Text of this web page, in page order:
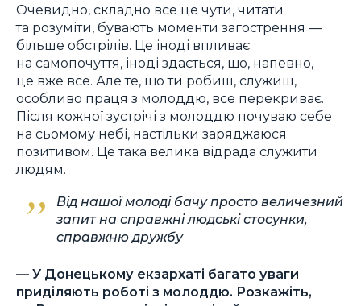
Очевидно, складно все це чути, читати
та розуміти, бувають моменти загострення —
більше обстрілів. Це іноді впливає
на самопочуття, іноді здається, що, напевно,
це вже все. Але те, що ти робиш, служиш,
особливо праця з молоддю, все перекриває.
Після кожної зустрічі з молоддю почуваю себе
на сьомому небі, настільки заряджаюся
позитивом. Це така велика відрада служити
людям.
Від нашої молоді бачу просто величезний
запит на справжні людські стосунки,
справжню дружбу
— У Донецькому екзархаті багато уваги
приділяють роботі з молоддю. Розкажіть,